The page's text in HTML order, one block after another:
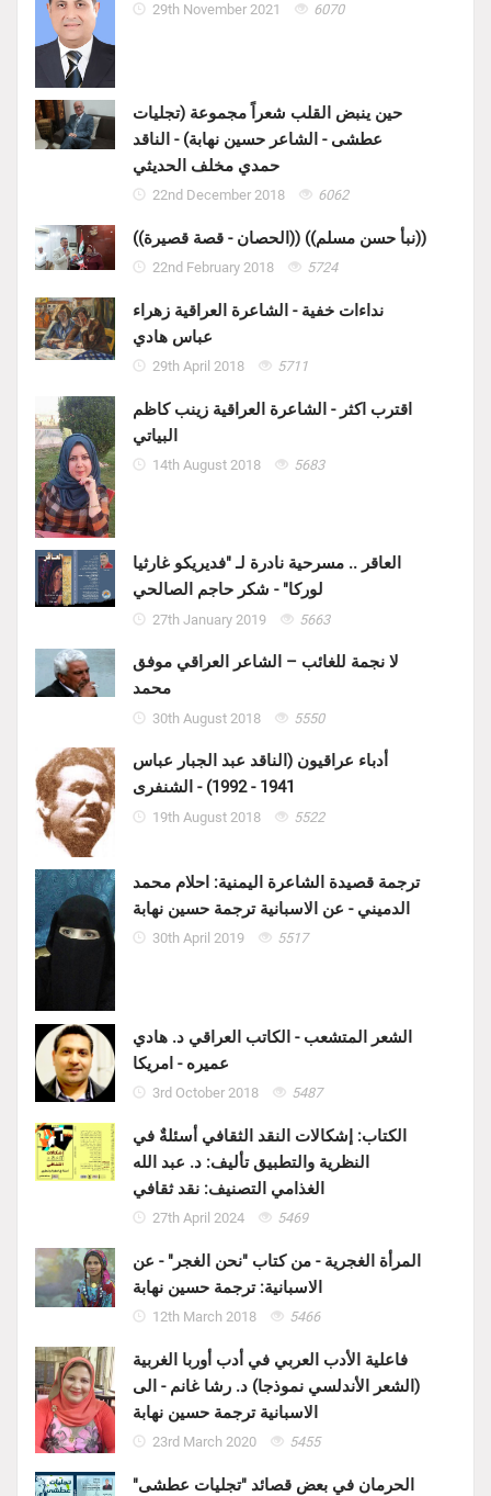
29th November 2021 6070
حين ينبض القلب شعراً مجموعة (تجليات
عطشى - الشاعر حسين نهابة) - الناقد
حمدي مخلف الحديثي
22nd December 2018 6062
((الحصان - قصة قصيرة)) ((نبأ حسن مسلم))
22nd February 2018 5724
نداءات خفية - الشاعرة العراقية زهراء
عباس هادي
29th April 2018 5711
اقترب اكثر - الشاعرة العراقية زينب كاظم
البياتي
14th August 2018 5683
العاقر .. مسرحية نادرة لـ "فديريكو غارثيا
لوركا" - شكر حاجم الصالحي
27th January 2019 5663
لا نجمة للغائب – الشاعر العراقي موفق
محمد
30th August 2018 5550
أدباء عراقيون (الناقد عبد الجبار عباس
1941 - 1992) - الشنفرى
19th August 2018 5522
ترجمة قصيدة الشاعرة اليمنية: احلام محمد
الدميني - عن الاسبانية ترجمة حسين نهابة
30th April 2019 5517
الشعر المتشعب - الكاتب العراقي د. هادي
عميره - امريكا
3rd October 2018 5487
الكتاب: إشكالات النقد الثقافي أسئلةٌ في
النظرية والتطبيق تأليف: د. عبد الله
الغذامي التصنيف: نقد ثقافي
27th April 2024 5469
المرأة الغجرية - من كتاب "نحن الغجر" - عن
الاسبانية: ترجمة حسين نهابة
12th March 2018 5466
فاعلية الأدب العربي في أدب أوربا الغربية
(الشعر الأندلسي نموذجا) د. رشا غانم - الى
الاسبانية ترجمة حسين نهابة
23rd March 2020 5455
الحرمان في بعض قصائد "تجليات عطشى"